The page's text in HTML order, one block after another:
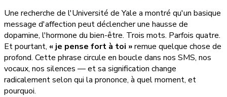
Une recherche de l'Université de Yale a montré qu'un basique
message d'affection peut déclencher une hausse de
dopamine, l'hormone du bien-être. Trois mots. Parfois quatre.
Et pourtant, « je pense fort à toi »remue quelque chose de
profond. Cette phrase circule en boucle dans nos SMS, nos
vocaux, nos silences — et sa signification change
radicalement selon qui la prononce, à quel moment, et
pourquoi.